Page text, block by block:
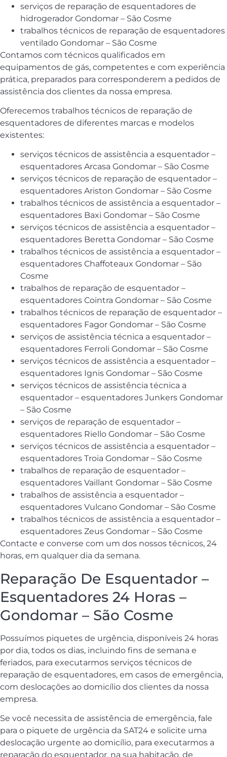
serviços de reparação de esquentadores de
hidrogerador Gondomar – São Cosme
trabalhos técnicos de reparação de esquentadores
ventilado Gondomar – São Cosme
Contamos com técnicos qualificados em
equipamentos de gás, competentes e com experiência
prática, preparados para corresponderem a pedidos de
assistência dos clientes da nossa empresa.
Oferecemos trabalhos técnicos de reparação de
esquentadores de diferentes marcas e modelos
existentes:
serviços técnicos de assistência a esquentador –
esquentadores Arcasa Gondomar – São Cosme
serviços técnicos de reparação de esquentador –
esquentadores Ariston Gondomar – São Cosme
trabalhos técnicos de assistência a esquentador –
esquentadores Baxi Gondomar – São Cosme
serviços técnicos de assistência a esquentador –
esquentadores Beretta Gondomar – São Cosme
trabalhos técnicos de assistência a esquentador –
esquentadores Chaffoteaux Gondomar – São
Cosme
trabalhos de reparação de esquentador –
esquentadores Cointra Gondomar – São Cosme
trabalhos técnicos de reparação de esquentador –
esquentadores Fagor Gondomar – São Cosme
serviços de assistência técnica a esquentador –
esquentadores Ferroli Gondomar – São Cosme
serviços técnicos de assistência a esquentador –
esquentadores Ignis Gondomar – São Cosme
serviços técnicos de assistência técnica a
esquentador – esquentadores Junkers Gondomar
– São Cosme
serviços de reparação de esquentador –
esquentadores Riello Gondomar – São Cosme
serviços técnicos de assistência a esquentador –
esquentadores Troia Gondomar – São Cosme
trabalhos de reparação de esquentador –
esquentadores Vaillant Gondomar – São Cosme
trabalhos de assistência a esquentador –
esquentadores Vulcano Gondomar – São Cosme
trabalhos técnicos de assistência a esquentador –
esquentadores Zeus Gondomar – São Cosme
Contacte e converse com um dos nossos técnicos, 24
horas, em qualquer dia da semana.
Reparação De Esquentador –
Esquentadores 24 Horas –
Gondomar – São Cosme
Possuímos piquetes de urgência, disponíveis 24 horas
por dia, todos os dias, incluindo fins de semana e
feriados, para executarmos serviços técnicos de
reparação de esquentadores, em casos de emergência,
com deslocações ao domicílio dos clientes da nossa
empresa.
Se você necessita de assistência de emergência, fale
para o piquete de urgência da SAT24 e solicite uma
deslocação urgente ao domicílio, para executarmos a
reparação do esquentador, na sua habitação, de